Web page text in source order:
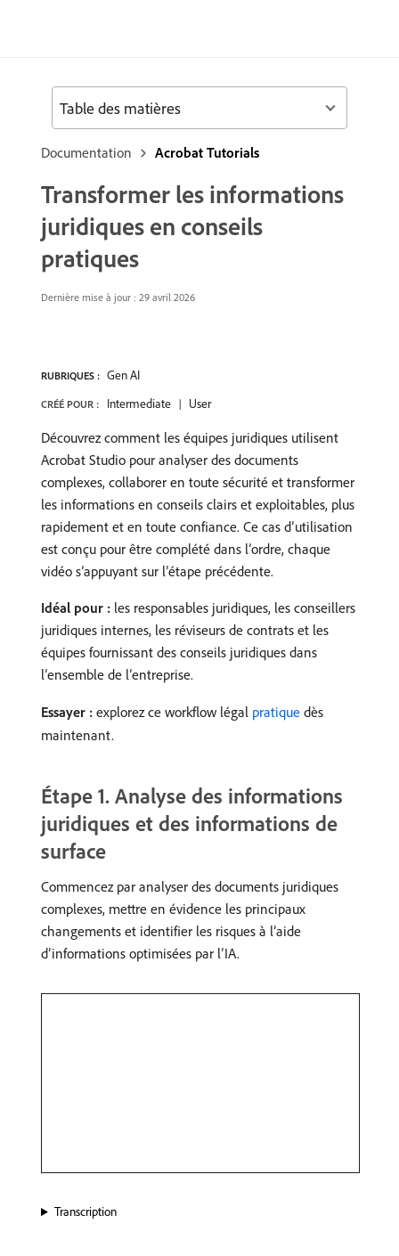
Documentation Acrobat Tutorials
Transformer les informations
juridiques en conseils
pratiques
Dernière mise à jour : 29 avril 2026
RUBRIQUES : Gen AI
CRÉÉ POUR : Intermediate User
Découvrez comment les équipes juridiques utilisent
Acrobat Studio pour analyser des documents
complexes, collaborer en toute sécurité et transformer
les informations en conseils clairs et exploitables, plus
rapidement et en toute confiance. Ce cas d’utilisation
est conçu pour être complété dans l’ordre, chaque
vidéo s’appuyant sur l’étape précédente.
Idéal pour : les responsables juridiques, les conseillers
juridiques internes, les réviseurs de contrats et les
équipes fournissant des conseils juridiques dans
l’ensemble de l’entreprise.
Essayer : explorez ce workflow légal pratique dès
maintenant.
Étape 1. Analyse des informations
juridiques et des informations de
surface
Commencez par analyser des documents juridiques
complexes, mettre en évidence les principaux
changements et identifier les risques à l’aide
d’informations optimisées par l’IA.
Transcription
Table des matières